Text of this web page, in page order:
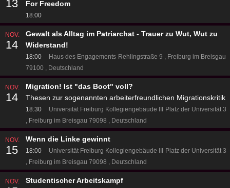
13
For Freedom
18:00
NOV.
14
Gewalt als Alltag im Patriarchat - Trauer zu Wut, Wut zu
Widerstand!
18:00 Haus des Engagements Rehlingstraße 9
Freiburg im Breisgau
79100
Deutschland
NOV.
14
Migration! Ist "das Boot" voll?
Thesen zur sogenannten arbeiterfreundlichen Migrationskritik
18:30 Universität Freiburg Kollegiengebäude III Platz der Universität 3
Freiburg im Breisgau 79098
Deutschland
NOV.
15
Wenn die Linke gewinnt
18:00 Universität Freiburg Kollegiengebäude III Platz der Universität 3
Freiburg im Breisgau 79098
Deutschland
NOV. Studentischer Arbeitskampf